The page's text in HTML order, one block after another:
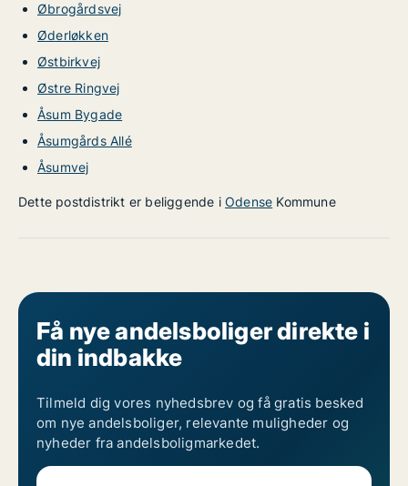
Øbrogårdsvej
Øderløkken
Østbirkvej
Østre Ringvej
Åsum Bygade
Åsumgårds Allé
Åsumvej
Dette postdistrikt er beliggende i Odense Kommune
Få nye andelsboliger direkte i
din indbakke
Tilmeld dig vores nyhedsbrev og få gratis besked
om nye andelsboliger, relevante muligheder og
nyheder fra andelsboligmarkedet.